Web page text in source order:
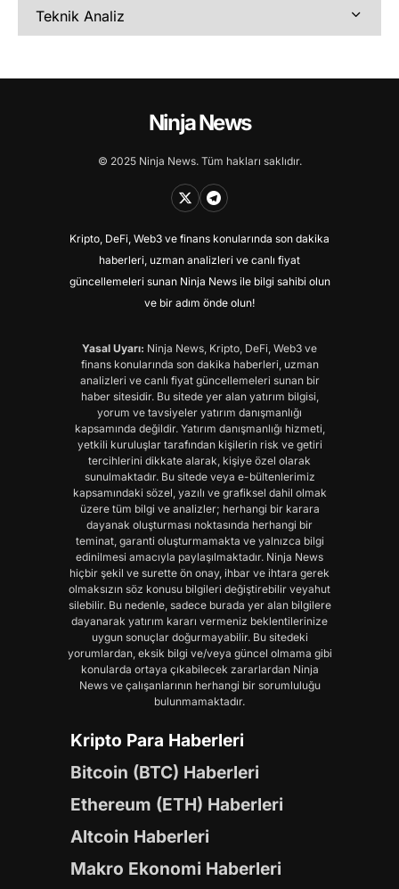
Teknik Analiz
Ninja News
© 2025 Ninja News. Tüm hakları saklıdır.
Kripto, DeFi, Web3 ve finans konularında son dakika
haberleri, uzman analizleri ve canlı fiyat
güncellemeleri sunan Ninja News ile bilgi sahibi olun
ve bir adım önde olun!
Yasal Uyarı: Ninja News, Kripto, DeFi, Web3 ve
finans konularında son dakika haberleri, uzman
analizleri ve canlı fiyat güncellemeleri sunan bir
haber sitesidir. Bu sitede yer alan yatırım bilgisi,
yorum ve tavsiyeler yatırım danışmanlığı
kapsamında değildir. Yatırım danışmanlığı hizmeti,
yetkili kuruluşlar tarafından kişilerin risk ve getiri
tercihlerini dikkate alarak, kişiye özel olarak
sunulmaktadır. Bu sitede veya e-bültenlerimiz
kapsamındaki sözel, yazılı ve grafiksel dahil olmak
üzere tüm bilgi ve analizler; herhangi bir karara
dayanak oluşturması noktasında herhangi bir
teminat, garanti oluşturmamakta ve yalnızca bilgi
edinilmesi amacıyla paylaşılmaktadır. Ninja News
hiçbir şekil ve surette ön onay, ihbar ve ihtara gerek
olmaksızın söz konusu bilgileri değiştirebilir veyahut
silebilir. Bu nedenle, sadece burada yer alan bilgilere
dayanarak yatırım kararı vermeniz beklentilerinize
uygun sonuçlar doğurmayabilir. Bu sitedeki
yorumlardan, eksik bilgi ve/veya güncel olmama gibi
konularda ortaya çıkabilecek zararlardan Ninja
News ve çalışanlarının herhangi bir sorumluluğu
bulunmamaktadır.
Kripto Para Haberleri
Bitcoin (BTC) Haberleri
Ethereum (ETH) Haberleri
Altcoin Haberleri
Makro Ekonomi Haberleri